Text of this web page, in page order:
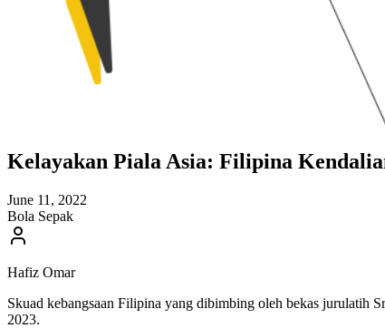
Kelayakan Piala Asia: Filipina
June 11, 2022
Bola Sepak
Hafiz Omar
Skuad kebangsaan Filipina yang dibimbing oleh bekas jurulatih
2023.